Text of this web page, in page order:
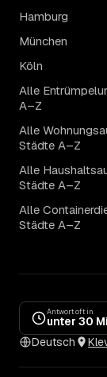
Hamburg
München
Köln
Alle
A–Z
Alle
Städte A–Z
Alle
Städte A–Z
Alle
Städte A–Z
Antwort oft in
unter 30
Deutsch